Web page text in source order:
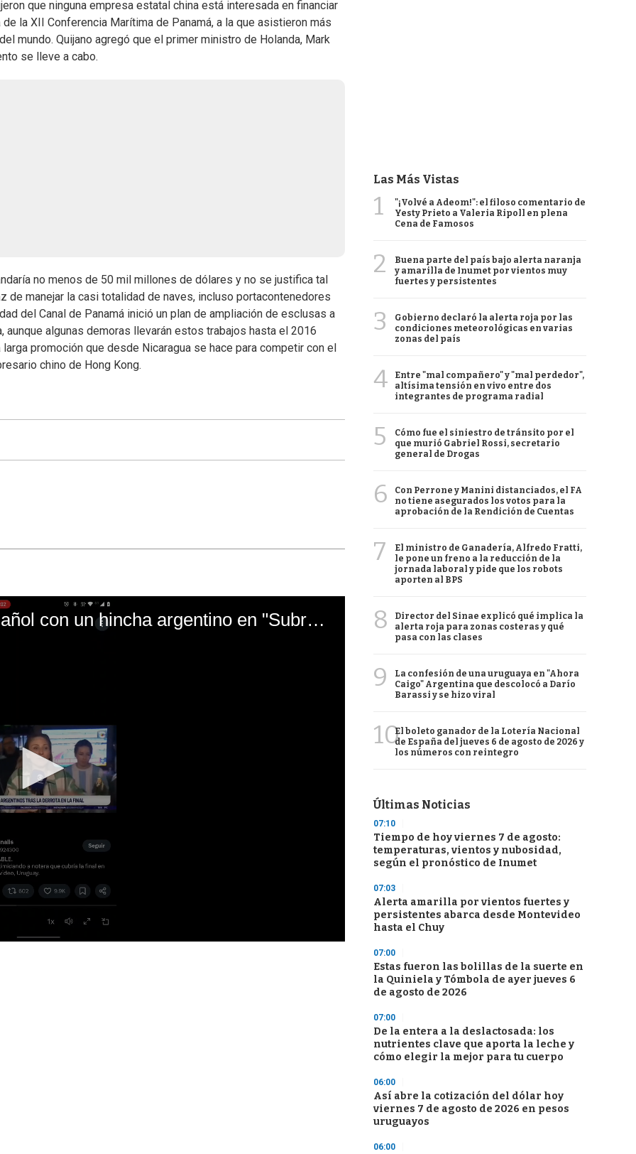
que ninguna empresa estatal china está interesada en financiar
la XII Conferencia Marítima de Panamá, a la que asistieron más
mundo. Quijano agregó que el primer ministro de Holanda, Mark
se lleve a cabo.
no menos de 50 mil millones de dólares y no se justifica tal
de manejar la casi totalidad de naves, incluso portacontenedores
del Canal de Panamá inició un plan de ampliación de esclusas a
algunas demoras llevarán estos trabajos hasta el 2016
promoción que desde Nicaragua se hace para competir con el
chino de Hong Kong.
El mal momento de Yanina Gasañol con un hincha argentino en "Subrayado"
Las Más Vistas
1
"¡Volvé a Adeom!": el filoso comentario de
Yesty Prieto a Valeria Ripoll en plena
Cena de Famosos
2
Buena parte del país bajo alerta naranja
y amarilla de Inumet por vientos muy
fuertes y persistentes
3
Gobierno declaró la alerta roja por las
condiciones meteorológicas en varias
zonas del país
4
Entre "mal compañero" y "mal perdedor",
altísima tensión en vivo entre dos
integrantes de programa radial
5
Cómo fue el siniestro de tránsito por el
que murió Gabriel Rossi, secretario
general de Drogas
6
Con Perrone y Manini distanciados, el FA
no tiene asegurados los votos para la
aprobación de la Rendición de Cuentas
7
El ministro de Ganadería, Alfredo Fratti,
le pone un freno a la reducción de la
jornada laboral y pide que los robots
aporten al BPS
8
Director del Sinae explicó qué implica la
alerta roja para zonas costeras y qué
pasa con las clases
9
La confesión de una uruguaya en "Ahora
Caigo" Argentina que descolocó a Darío
Barassi y se hizo viral
10El boleto ganador de la Lotería Nacional
de España del jueves 6 de agosto de 2026 y
los números con reintegro
Últimas Noticias
07:10
Tiempo de hoy viernes 7 de agosto:
temperaturas, vientos y nubosidad,
según el pronóstico de Inumet
07:03
Alerta amarilla por vientos fuertes y
persistentes abarca desde Montevideo
hasta el Chuy
07:00
Estas fueron las bolillas de la suerte en
la Quiniela y Tómbola de ayer jueves 6
de agosto de 2026
07:00
De la entera a la deslactosada: los
nutrientes clave que aporta la leche y
cómo elegir la mejor para tu cuerpo
06:00
Así abre la cotización del dólar hoy
viernes 7 de agosto de 2026 en pesos
uruguayos
06:00